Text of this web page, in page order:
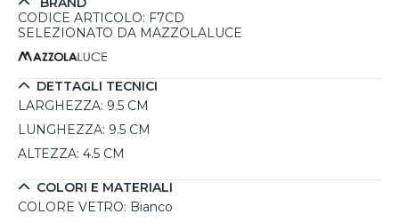
armoniosamente in ambienti moderni e boho. La sua
forma rotonda e il design a coste conferiscono un tocco
un'atmosfera calda e accogliente. Grazie alla compatibilità
con lampadine GX53, l'illuminazione può variare a seconda
delle preferenze personali. Ideale per soggiorni, camere da
letto o spazi di lavoro, questa plafoniera si adatta a diverse
CODICE ARTICOLO: F7CD
SELEZIONATO DA MAZZOLALUCE
DETTAGLI TECNICI
LARGHEZZA: 9.5 CM
LUNGHEZZA: 9.5 CM
ALTEZZA: 4.5 CM
COLORI E MATERIALI
COLORE VETRO: Bianco